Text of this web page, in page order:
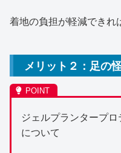
着地の負担が軽減できれ
メリット２：足の
ジェルプランタープ
について